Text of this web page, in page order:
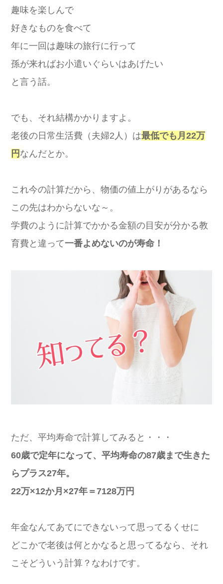
趣味を楽しんで
好きなものを食べて
年に一回は趣味の旅行に行って
孫が来ればお小遣いぐらいはあげたい
と言う話。
でも、それ結構かかりますよ。
老後の日常生活費（夫婦2人）は最低でも月22万
円 なんだとか。
これ今の計算だから、物価の値上がりがあるなら
この先はわからないな～。
学費のように計算でかかる金額の目安が分かる教
育費と違って一番よめないのが寿命！
ただ、平均寿命で計算してみると・・・
60歳で定年になって、平均寿命の87歳まで生きた
らプラス27年。
22万×12か月×27年＝7128万円
年金なんてあてにできないって思ってるくせに
どこかで老後は何とかなると思ってるなら、それ
こそどういう計算？なわけです。